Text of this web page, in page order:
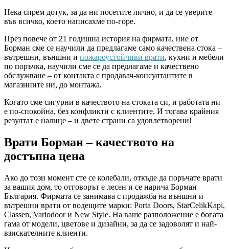
Нека спрем дотук, за да ни посетите лично, и да се уверите
във всичко, което написахме по-горе.
През повече от 21 годишна история на фирмата, ние от
Борман сме се научили да предлагаме само качествена стока –
вътрешни, външни и пожароустойчиви врати, кухни и мебели
по поръчка, научили сме се да предлагаме и качествено
обслужване – от контакта с продавач-консултантите в
магазините ни, до монтажа.
Когато сме сигурни в качеството на стоката си, и работата ни
е по-спокойна, без конфликти с клиентите. И тогава крайния
резултат е налице – и двете страни са удовлетворени!
Врати Борман – качеството на
достъпна цена
Ако до този момент сте се колебали, откъде да поръчате врати
за вашия дом, то отговорът е лесен и се нарича Борман
България. Фирмата се занимава с продажба на външни и
вътрешни врати от водещите марки: Porta Doors, StarCelikKapi,
Classen, Variodoor и New Style. На ваше разположение е богата
гама от модели, цветове и дизайни, за да се задоволят и най-
взискателните клиенти.